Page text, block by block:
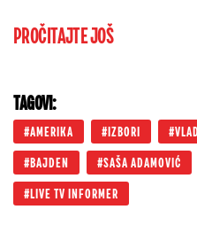
PROČITAJTE JOŠ
TAGOVI:
AMERIKA IZBORI
BAJDEN SAŠA ADAMOVIĆ
LIVE TV INFORMER